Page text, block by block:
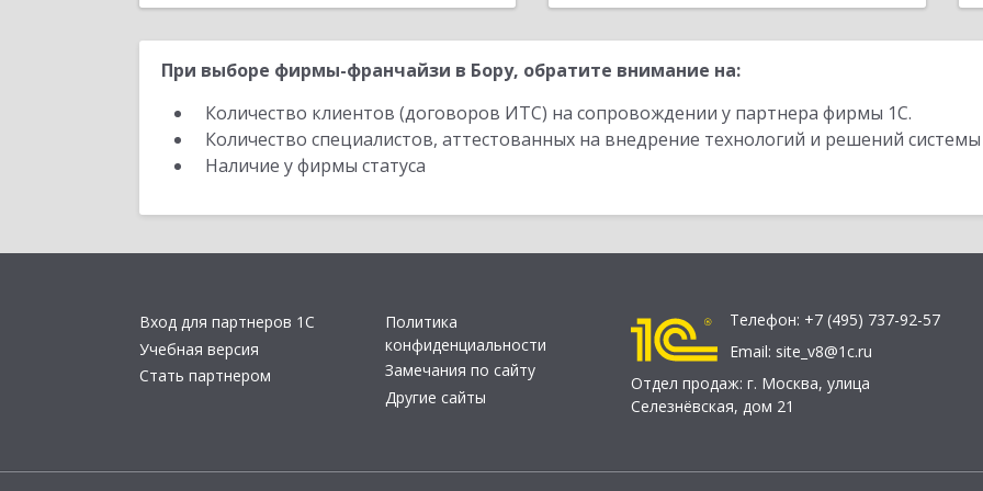
При выборе фирмы-франчайзи в Бору, обратите внимание на:
Количество клиентов (договоров ИТС) на сопровождении у партнера фирмы 1С.
Количество специалистов, аттестованных на внедрение технологий и решений
Наличие у фирмы статуса
Вход для партнеров 1С
Учебная версия
Стать партнером
Политика
конфиденциальности
Замечания по сайту
Другие сайты
Телефон: +7 (495) 737-92-57
Email: site_v8@1c.ru
Отдел продаж: г. Москва, улица
Селезнёвская, дом 21